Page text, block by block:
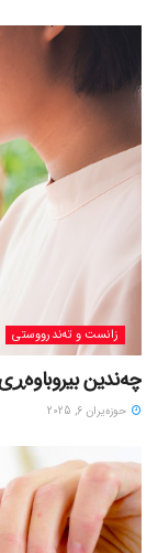
زانست و تەندرووستی
چەندین
حوزه‌یران 6, 2025